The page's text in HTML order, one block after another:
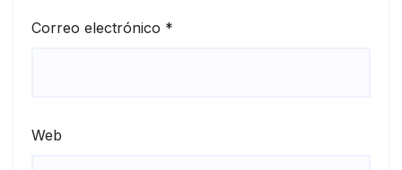
Correo electrónico *
Web